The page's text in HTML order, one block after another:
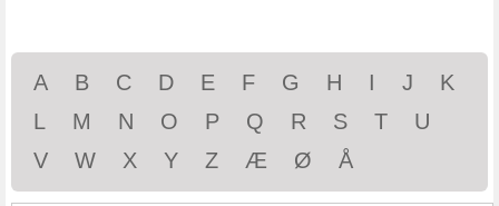
A B C D E F G H I J
K
L
M N O P Q R S T
U
V
W X Y Z Æ Ø Å